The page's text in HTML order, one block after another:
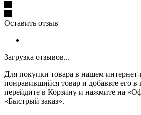
Оставить отзыв
Загрузка отзывов...
Для покупки товара в нашем
понравившийся товар и добавьте его в
перейдите в Корзину и нажмите на
«Быстрый заказ».